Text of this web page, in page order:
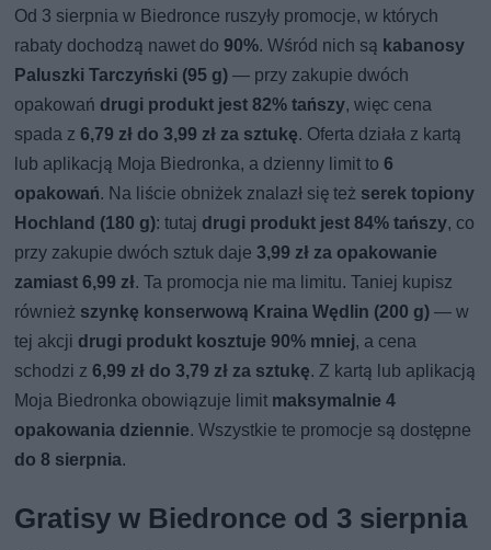
Od 3 sierpnia w Biedronce ruszyły promocje, w których
rabaty dochodzą nawet do90%. Wśród nich są kabanosy
Paluszki Tarczyński (95 g) — przy zakupie dwóch
opakowań drugi produkt jest 82% tańszy, więc cena
spada z6,79 zł do 3,99 zł za sztukę. Oferta działa z kartą
lub aplikacją Moja Biedronka, a dzienny limit to6
opakowań. Na liście obniżek znalazł się też serek topiony
Hochland (180 g): tutaj drugi produkt jest 84% tańszy, co
przy zakupie dwóch sztuk daje3,99 zł za opakowanie
zamiast 6,99 zł. Ta promocja nie ma limitu. Taniej kupisz
również szynkę konserwową Kraina Wędlin (200 g) — w
tej akcji drugi produkt kosztuje 90% mniej, a cena
schodzi z6,99 zł do 3,79 zł za sztukę. Z kartą lub aplikacją
Moja Biedronka obowiązuje limit maksymalnie 4
opakowania dziennie. Wszystkie te promocje są dostępne
do 8 sierpnia.
Gratisy w Biedronce od 3 sierpnia